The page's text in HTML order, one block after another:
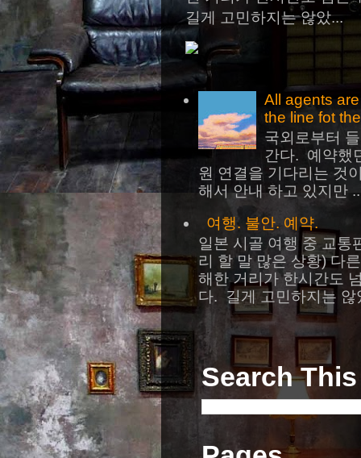
길게 고민하지는 않았...
All agents
the line fot
국외로부터
간다. 예약했
원 연결을 기다리는 것
해서 안내 하고 있지만
여행. 불안. 예약.
일본 시골 여행 중 교통
리 할 말 많은 상황) 다
해한 거리가 한시간도
다. 길게 고민하지는 않
Search